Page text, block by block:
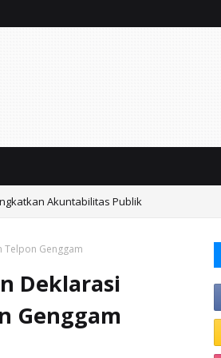
Pekerja Rentan Lewat BPJS
Telpon Genggam
Deklarasi
Genggam